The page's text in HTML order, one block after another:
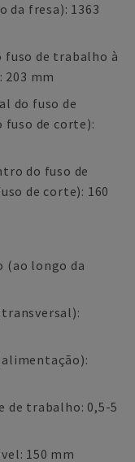
da fresa): 1363
fuso de trabalho à
mm
do fuso de
de corte):
do fuso de
de corte): 160
(ao longo da
de trabalho: 0,5-5
150 mm